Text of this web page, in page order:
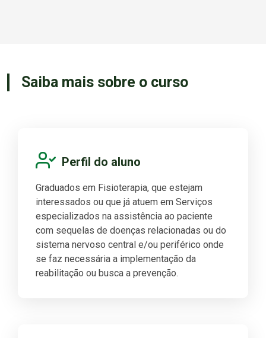
Saiba mais sobre o curso
Perfil do aluno
Graduados em Fisioterapia, que estejam
interessados ou que já atuem em Serviços
especializados na assistência ao paciente
com sequelas de doenças relacionadas ou do
sistema nervoso central e/ou periférico onde
se faz necessária a implementação da
reabilitação ou busca a prevenção.